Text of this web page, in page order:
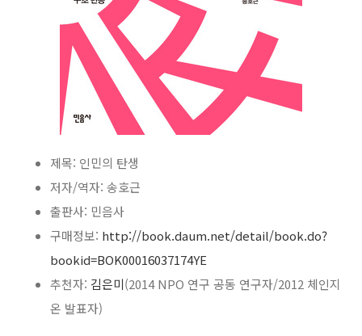
제목: 인민의 탄생
저자/역자: 송호근
출판사: 민음사
구매정보: http://book.daum.net/detail/book.do?
bookid=BOK00016037174YE
추천자: 김은미(2014 NPO 연구 공동 연구자/2012 체인지
온 발표자)